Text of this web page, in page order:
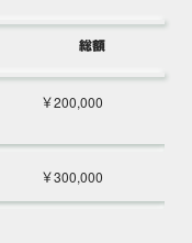
総額
￥200,000
￥300,000